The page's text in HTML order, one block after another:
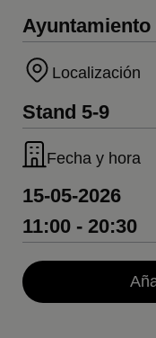
Ayuntamiento
Localización
Stand 5-9
Fecha y hora
15-05-2026
11:00 - 20:30